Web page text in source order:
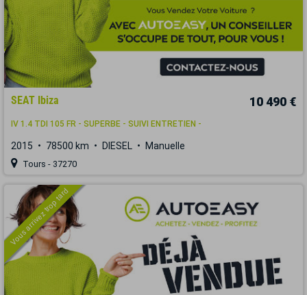
SEAT Ibiza 10 490 €
IV 1.4 TDI 105 FR - SUPERBE - SUIVI ENTRETIEN -
2015 78500 km DIESEL Manuelle
Tours - 37270
Vous arrivez trop tard